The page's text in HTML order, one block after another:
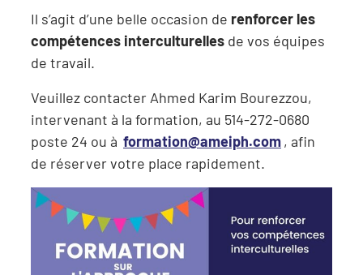
Il s’agit d’une belle occasion de renforcer les
compétences interculturelles de vos équipes
de travail.
Veuillez contacter Ahmed Karim Bourezzou,
intervenant à la formation, au 514-272-0680
poste 24 ou à formation@ameiph.com, afin
de réserver votre place rapidement.